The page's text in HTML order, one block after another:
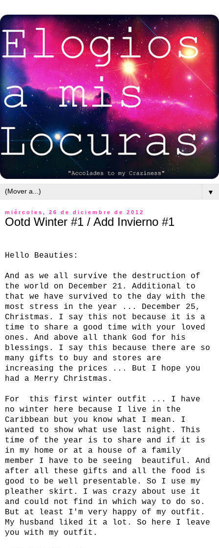
▼
miércoles, 26 de diciembre de 2012
Ootd Winter #1 / Add Invierno #1
Hello Beauties:
And as we all survive the destruction of
the world on December 21. Additional to
that we have survived to the day with the
most stress in the year ... December 25,
Christmas. I say this not because it is a
time to share a good time with your loved
ones. And above all thank God for his
blessings. I say this because there are so
many gifts to buy and stores are
increasing the prices ... But I hope you
had a Merry Christmas.
For this first winter outfit ... I have
no winter here because I live in the
Caribbean but you know what I mean. I
wanted to show what use last night. This
time of the year is to share and if it is
in my home or at a house of a family
member I have to be seeing beautiful. And
after all these gifts and all the food is
good to be well presentable. So I use my
pleather skirt. I was crazy about use it
and could not find in which way to do so.
But at least I'm very happy of my outfit.
My husband liked it a lot. So here I leave
you with my outfit.